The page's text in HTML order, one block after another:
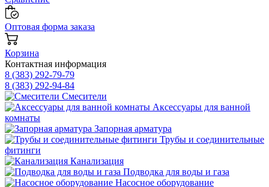
Оптовая форма заказа
Корзина
Контактная информация
8 (383) 292-79-79
8 (383) 292-94-84
Смесители
Аксессуары для ванной
комнаты
Запорная арматура
Трубы и соединительные
фитинги
Канализация
Подводка для воды и газа
Насосное оборудование